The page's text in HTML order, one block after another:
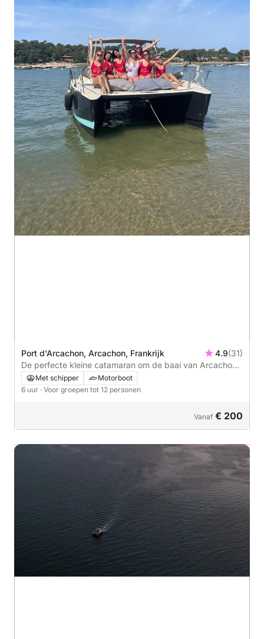
Port d'Arcachon, Arcachon, Frankrijk 4.9(31)
De perfecte kleine catamaran om de baai van Arcachon
te verkennen met vrienden of familie, voor een leuke of
juist ontspannen dag! Aarzel niet langer en stap aan
Met schipper
Motorboot
6 uur · Voor groepen tot 12 personen
Vanaf € 200